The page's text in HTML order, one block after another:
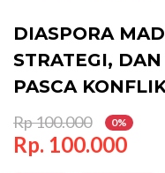
DIASPORA
STRATEGI,
PASCA
Rp 100.000 0%
Rp. 100.000